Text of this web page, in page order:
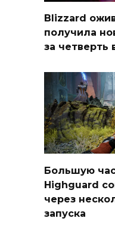
Blizzard
получила
за четверть
Большую
Highguard
через
запуска